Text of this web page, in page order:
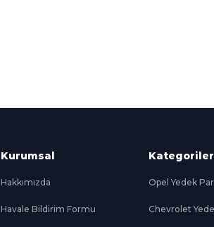
Kurumsal
Hakkımızda
Havale Bildirim Formu
Kategoriler
Opel Yedek
Chevrolet